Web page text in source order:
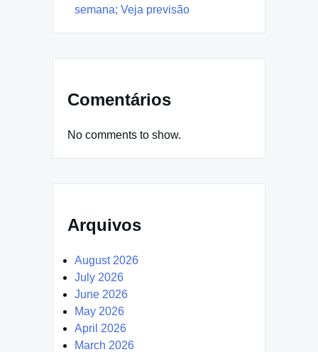
semana; Veja previsão
Comentários
No comments to show.
Arquivos
August 2026
July 2026
June 2026
May 2026
April 2026
March 2026